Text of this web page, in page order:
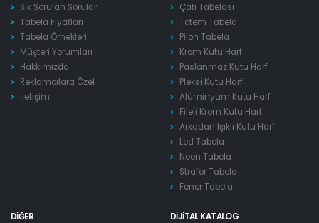
Sık Sorulan Sorular
Tabela Fiyatları
Tabela Örnekleri
Müşteri Yorumları
Hakkımızda
Reklamcılara Özel
İletişim
Çatı Tabelası
Totem Tabela
Pilon Tabela
Krom Kutu Harf
Paslanmaz Kutu Harf
Pleksi Kutu Harf
Alüminyum Kutu Harf
Fileli Krom Kutu Harf
Arkadan Işıklı Kutu Harf
Led Tabela
Neon Tabela
Strafor Tabela
Fener Tabela
DIĞER DIJITAL KATALOG